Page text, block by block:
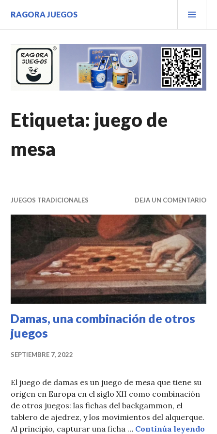
contenido.
RAGORA JUEGOS
Etiqueta: juego de
mesa
JUEGOS TRADICIONALES DEJA UN COMENTARIO
Damas, una combinación de otros
juegos
SEPTIEMBRE 7, 2022
El juego de damas es un juego de mesa que tiene su
origen en Europa en el siglo XII como combinación
de otros juegos: las fichas del backgammon, el
tablero de ajedrez, y los movimientos del alquerque.
Al principio, capturar una ficha … Continúa leyendo